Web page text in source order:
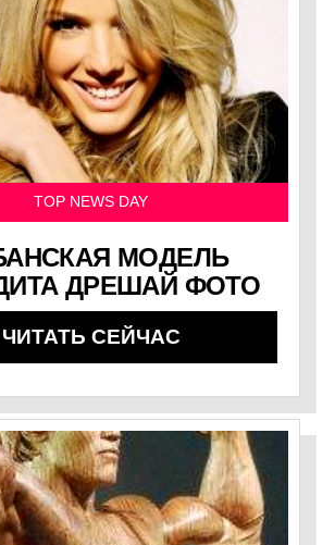
TOP NEWS DAY
МОДЕЛЬ
ДРЕШАЙ ФОТО
ЧИТАТЬ СЕЙЧАС